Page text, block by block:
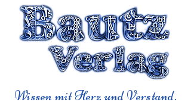
Wissen mit Herz und Verstand.